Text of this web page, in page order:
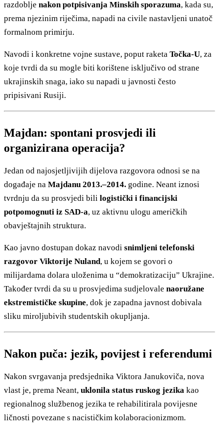
razdoblje nakon potpisivanja Minskih sporazuma, kada su,
prema njezinim riječima, napadi na civile nastavljeni unatoč
formalnom primirju.
Navodi i konkretne vojne sustave, poput raketa Točka-U, za
koje tvrdi da su mogle biti korištene isključivo od strane
ukrajinskih snaga, iako su napadi u javnosti često
pripisivani Rusiji.
Majdan: spontani prosvjedi ili
organizirana operacija?
Jedan od najosjetljivijih dijelova razgovora odnosi se na
događaje na Majdanu 2013.–2014. godine. Neant iznosi
tvrdnju da su prosvjedi bili logistički i financijski
potpomognuti iz SAD-a, uz aktivnu ulogu američkih
obavještajnih struktura.
Kao javno dostupan dokaz navodi snimljeni telefonski
razgovor Viktorije Nuland, u kojem se govori o
milijardama dolara uloženima u “demokratizaciju” Ukrajine.
Također tvrdi da su u prosvjedima sudjelovale naoružane
ekstremističke skupine, dok je zapadna javnost dobivala
sliku miroljubivih studentskih okupljanja.
Nakon puča: jezik, povijest i referendumi
Nakon svrgavanja predsjednika Viktora Janukoviča, nova
vlast je, prema Neant, uklonila status ruskog jezika kao
regionalnog službenog jezika te rehabilitirala povijesne
ličnosti povezane s nacističkim kolaboracionizmom.